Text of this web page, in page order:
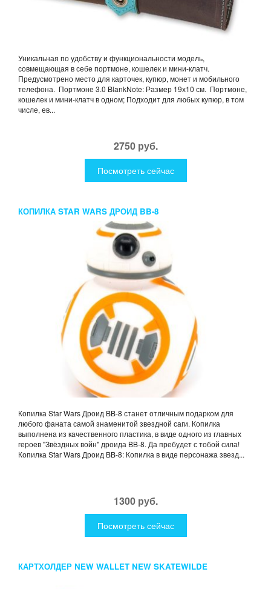
Уникальная по удобству и функциональности модель,
совмещающая в себе портмоне, кошелек и мини-клатч.
Предусмотрено место для карточек, купюр, монет и мобильного
телефона. Портмоне 3.0 BlankNote: Размер 19х10 см. Портмоне,
кошелек и мини-клатч в одном; Подходит для любых купюр, в том
числе, ев...
2750 руб.
Посмотреть сейчас
КОПИЛКА STAR WARS ДРОИД BB-8
Копилка Star Wars Дроид BB-8 станет отличным подарком для
любого фаната самой знаменитой звездной саги. Копилка
выполнена из качественного пластика, в виде одного из главных
героев "Звёздных войн" дроида BB-8. Да пребудет с тобой сила!
Копилка Star Wars Дроид BB-8: Копилка в виде персонажа звезд...
1300 руб.
Посмотреть сейчас
КАРТХОЛДЕР NEW WALLET NEW SKATEWILDE